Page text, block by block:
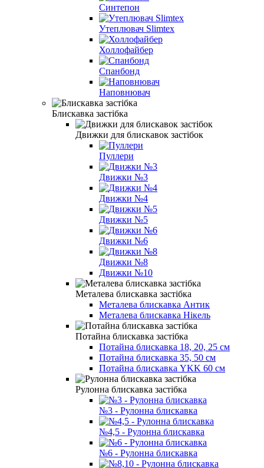
Синтепон
Утеплювач Slimtex
Холлофайбер
Спанбонд
Наповнювач
Блискавка застібка
Движки для блискавок застібок
Пуллери
Движки №3
Движки №4
Движки №5
Движки №6
Движки №8
Движки №10
Металева блискавка застібка
Металева блискавка Антик
Металева блискавка Нікель
Потайна блискавка застібка
Потайна блискавка 18, 20, 25 см
Потайна блискавка 35, 50 см
Потайна блискавка YKK 60 см
Рулонна блискавка застібка
№3 - Рулонна блискавка
№4,5 - Рулонна блискавка
№6 - Рулонна блискавка